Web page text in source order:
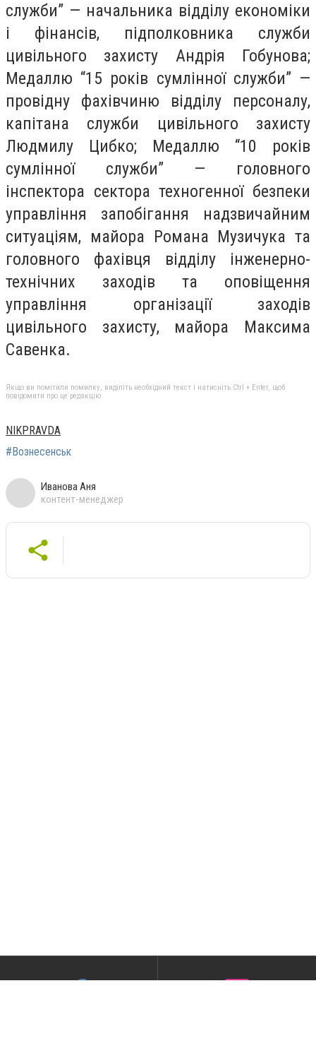
служби” — начальника відділу економіки
і фінансів, підполковника служби
цивільного захисту Андрія Гобунова;
Медаллю “15 років сумлінної служби” —
провідну фахівчиню відділу персоналу,
капітана служби цивільного захисту
Людмилу Цибко; Медаллю “10 років
сумлінної служби” — головного
інспектора сектора техногенної безпеки
управління запобігання надзвичайним
ситуаціям, майора Романа Музичука та
головного фахівця відділу інженерно-
технічних заходів та оповіщення
управління організації заходів
цивільного захисту, майора Максима
Савенка.
Якщо ви помітили помилку, виділіть необхідний текст і натисніть Ctrl + Enter, щоб
повідомити про це редакцію
NIKPRAVDA
#Вознесенськ
Иванова Аня
контент-менеджер